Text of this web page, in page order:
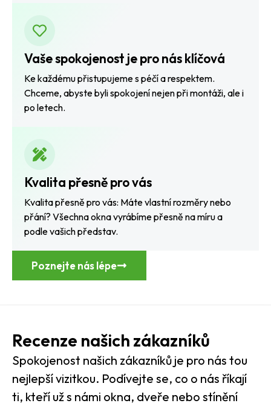
Vaše spokojenost je pro nás klíčová
Ke každému přistupujeme s péčí a respektem.
Chceme, abyste byli spokojení nejen při montáži, ale i
po letech.
Kvalita přesně pro vás
Kvalita přesně pro vás: Máte vlastní rozměry nebo
přání? Všechna okna vyrábíme přesně na míru a
podle vašich představ.
Poznejte nás lépe
Recenze našich zákazníků
Spokojenost našich zákazníků je pro nás tou
nejlepší vizitkou. Podívejte se, co o nás říkají
ti, kteří už s námi okna, dveře nebo stínění